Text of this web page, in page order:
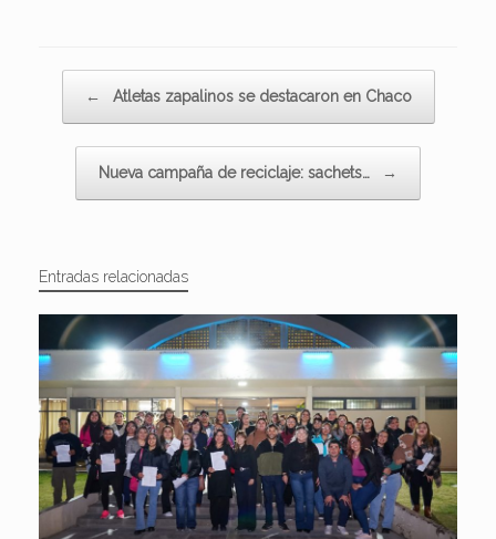
← Atletas zapalinos se destacaron en Chaco
Nueva campaña de reciclaje: sachets… →
Entradas relacionadas